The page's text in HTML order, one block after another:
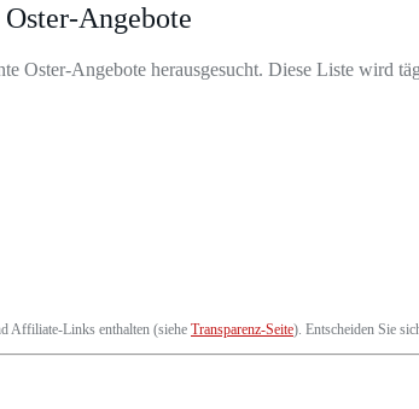
Angebote
Oster-Angebote herausgesucht. Diese Liste wird
Affiliate-Links enthalten (siehe Transparenz-Seite). Entscheiden Sie